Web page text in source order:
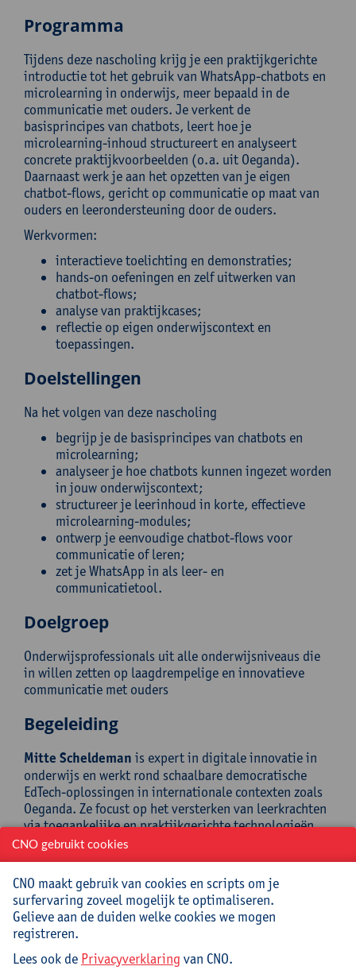
Programma
Tijdens deze nascholing krijg je een praktijkgerichte
introductie tot het gebruik van WhatsApp-chatbots en
microlearning in onderwijs, meer bepaald in de
communicatie met ouders. Je verkent de
basisprincipes van chatbots, leert hoe je
microlearning-inhoud structureert en analyseert
concrete praktijkvoorbeelden (o.a. uit Oeganda).
Daarnaast werk je aan het opzetten van je eigen
chatbot-flows, gericht op communicatie op maat van
ouders en leerondersteuning door de ouders.
Werkvormen:
interactieve toelichting en demonstraties;
hands-on oefeningen en zelf uitwerken van
chatbot-flows;
analyse van praktijkcases;
reflectie op eigen onderwijscontext en
toepassingen.
Doelstellingen
Na het volgen van deze nascholing
begrijp je de basisprincipes van chatbots en
microlearning;
analyseer je hoe chatbots kunnen ingezet worden
in jouw onderwijscontext;
structureer je leerinhoud in korte, effectieve
microlearning-modules;
ontwerp je eenvoudige chatbot-flows voor
communicatie of leren;
zet je WhatsApp in als leer- en
communicatietool.
Doelgroep
Onderwijsprofessionals uit alle onderwijsniveaus die
in willen zetten op laagdrempelige en innovatieve
communicatie met ouders
Begeleiding
Mitte Scheldeman is expert in digitale innovatie in
onderwijs en werkt rond schaalbare democratische
EdTech-oplossingen in internationale contexten zoals
Oeganda. Ze focust op het versterken van leerkrachten
via toegankelijke en praktijkgerichte technologieën.
Haar werk combineert pedagogische expertise met
onderwijstechnologie.
Praktisch
Cursuscode: 26/OND/244A
Cursusmateriaal inbegrepen
CNO gebruikt cookies
CNO maakt gebruik van cookies en scripts om je
surfervaring zoveel mogelijk te optimaliseren.
Gelieve aan de duiden welke cookies we mogen
registreren.
Lees ook de Privacyverklaring van CNO.